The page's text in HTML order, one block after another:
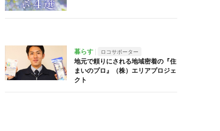
暮らす ロコサポーター
地元で頼りにされる地域密着の『住
まいのプロ』（株）エリアプロジェ
クト